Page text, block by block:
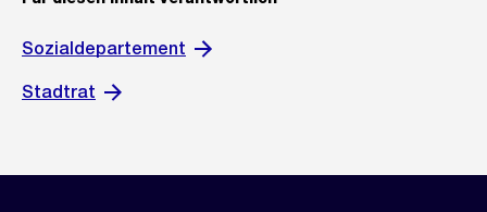
Sozialdepartement
Stadtrat